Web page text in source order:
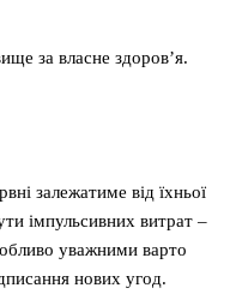
за власне здоров’я.
залежатиме від їхньої
імпульсивних витрат –
уважними варто
нових угод.